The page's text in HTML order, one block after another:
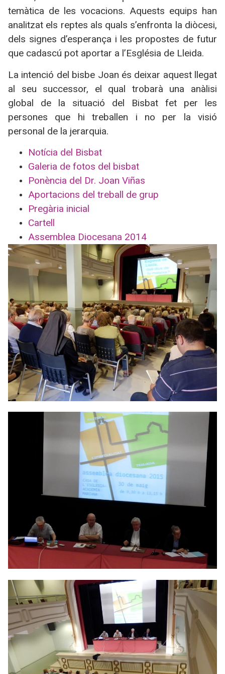
temàtica de les vocacions. Aquests equips han
analitzat els reptes als quals s’enfronta la diòcesi,
dels signes d’esperança i les propostes de futur
que cadascú pot aportar a l’Església de Lleida.
La intenció del bisbe Joan és deixar aquest llegat
al seu successor, el qual trobarà una anàlisi
global de la situació del Bisbat fet per les
persones que hi treballen i no per la visió
personal de la jerarquia.
Notícia del Bisbat
Galeria de fotos del bisbat
Ponència del Dr. Joan Viñas
Aportacions del treball de grup
Pregària inicial
Cartell
Assemblea Diocesana 2014